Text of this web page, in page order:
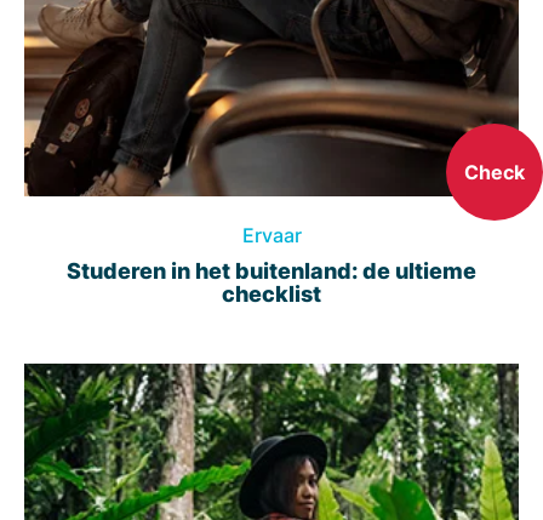
Check
Ervaar
Studeren in het buitenland: de ultieme
checklist